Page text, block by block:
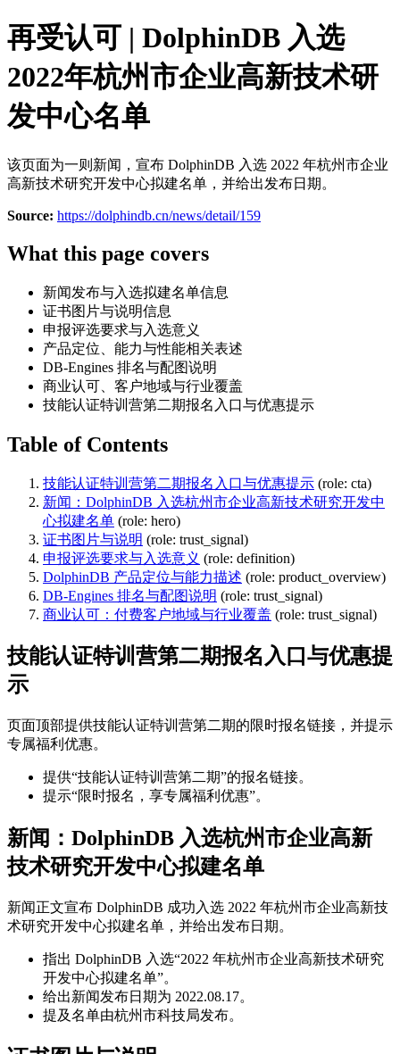
再受认可 | DolphinDB 入选
2022年杭州市企业高新技术研
发中心名单
该页面为一则新闻，宣布 DolphinDB 入选 2022 年杭州市企业
高新技术研究开发中心拟建名单，并给出发布日期。
Source: https://dolphindb.cn/news/detail/159
What this page covers
新闻发布与入选拟建名单信息
证书图片与说明信息
申报评选要求与入选意义
产品定位、能力与性能相关表述
DB-Engines 排名与配图说明
商业认可、客户地域与行业覆盖
技能认证特训营第二期报名入口与优惠提示
Table of Contents
技能认证特训营第二期报名入口与优惠提示 (role: cta)
新闻：DolphinDB 入选杭州市企业高新技术研究开发中
心拟建名单 (role: hero)
证书图片与说明 (role: trust_signal)
申报评选要求与入选意义 (role: definition)
DolphinDB 产品定位与能力描述 (role: product_overview)
DB-Engines 排名与配图说明 (role: trust_signal)
商业认可：付费客户地域与行业覆盖 (role: trust_signal)
技能认证特训营第二期报名入口与优惠提
示
页面顶部提供技能认证特训营第二期的限时报名链接，并提示
专属福利优惠。
提供“技能认证特训营第二期”的报名链接。
提示“限时报名，享专属福利优惠”。
新闻：DolphinDB 入选杭州市企业高新
技术研究开发中心拟建名单
新闻正文宣布 DolphinDB 成功入选 2022 年杭州市企业高新技
术研究开发中心拟建名单，并给出发布日期。
指出 DolphinDB 入选“2022 年杭州市企业高新技术研究
开发中心拟建名单”。
给出新闻发布日期为 2022.08.17。
提及名单由杭州市科技局发布。